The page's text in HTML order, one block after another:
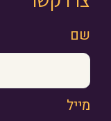
שם
מייל